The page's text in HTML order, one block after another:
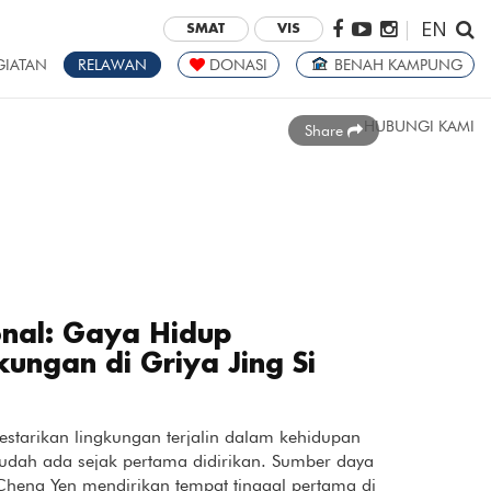
SMAT VIS | EN
RELAWAN DONASI BENAH KAMPUNG
HUBUNGI KAMI
Share
Gaya Hidup
di Griya Jing Si
lingkungan terjalin dalam kehidupan
ada sejak pertama didirikan. Sumber daya
Yen mendirikan tempat tinggal pertama di